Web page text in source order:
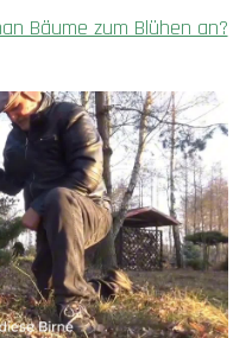
Bäume zum Blühen an?